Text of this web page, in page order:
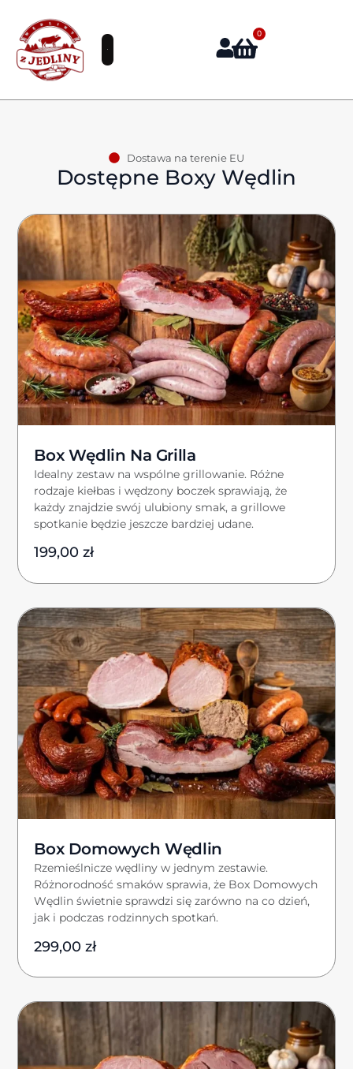
0
Dostawa na terenie EU
Dostępne Boxy Wędlin
Box Wędlin Na Grilla
Idealny zestaw na wspólne grillowanie. Różne
rodzaje kiełbas i wędzony boczek sprawiają, że
każdy znajdzie swój ulubiony smak, a grillowe
spotkanie będzie jeszcze bardziej udane.
199,00zł
Box Domowych Wędlin
Rzemieślnicze wędliny w jednym zestawie.
Różnorodność smaków sprawia, że Box Domowych
Wędlin świetnie sprawdzi się zarówno na co dzień,
jak i podczas rodzinnych spotkań.
299,00zł